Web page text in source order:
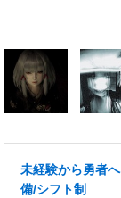
未経験から勇者
備/シフト制